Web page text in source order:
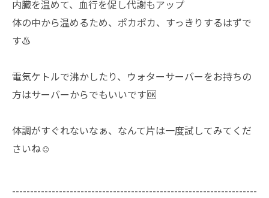
内臓を温めて、血行を促し代謝もアップ
体の中から温めるため、ポカポカ、すっきりするはずで
す♨️
電気ケトルで沸かしたり、ウォターサーバーをお持ちの
方はサーバーからでもいいです🆗
体調がすぐれないなぁ、なんて片は一度試してみてくだ
さいね☺️
--------------------------------------------------------------------